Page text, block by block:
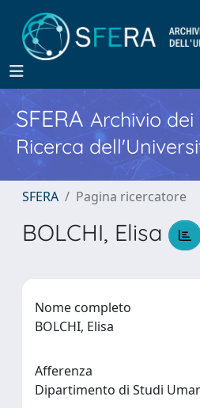
SFERA Archivio
Ricerca
SFERA Pagina ricercatore
BOLCHI, Elisa
Nome completo
BOLCHI, Elisa
Afferenza
Dipartimento di Studi